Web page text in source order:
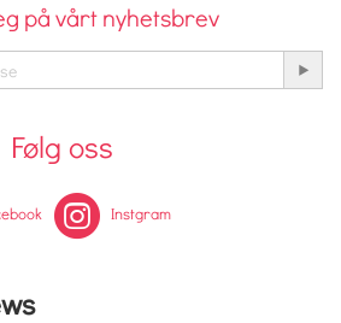
på vårt nyhetsbrev
Følg oss
Instgram